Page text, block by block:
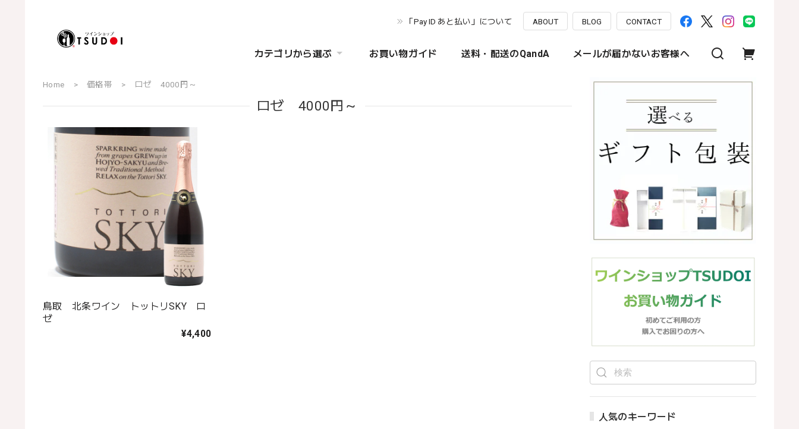
「Pay ID あと払い」について ABOUT BLOG CONTACT
カテゴリから選ぶ お買い物ガイド 送料・配送のQandA メールが届かないお客様へ
人気のキーワード
Home 価格帯 ロゼ 4000円～
ロゼ 4000円～
鳥取 北条ワイン トットリSKY ロ
ゼ
¥4,400